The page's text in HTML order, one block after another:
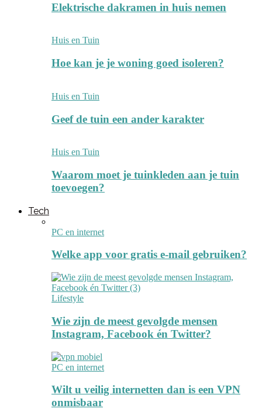
Elektrische dakramen in huis nemen
Huis en Tuin
Hoe kan je je woning goed isoleren?
Huis en Tuin
Geef de tuin een ander karakter
Huis en Tuin
Waarom moet je tuinkleden aan je tuin
toevoegen?
Tech
PC en internet
Welke app voor gratis e-mail gebruiken?
Lifestyle
Wie zijn de meest gevolgde mensen
Instagram, Facebook én Twitter?
PC en internet
Wilt u veilig internetten dan is een VPN
onmisbaar